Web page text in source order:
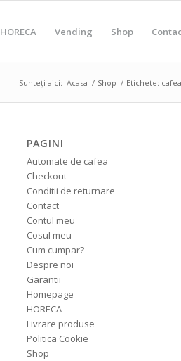
HORECA Vending Shop
Sunteți aici: Acasa / Shop / Etichete:
PAGINI
Automate de cafea
Checkout
Conditii de returnare
Contact
Contul meu
Cosul meu
Cum cumpar?
Despre noi
Garantii
Homepage
HORECA
Livrare produse
Politica Cookie
Shop